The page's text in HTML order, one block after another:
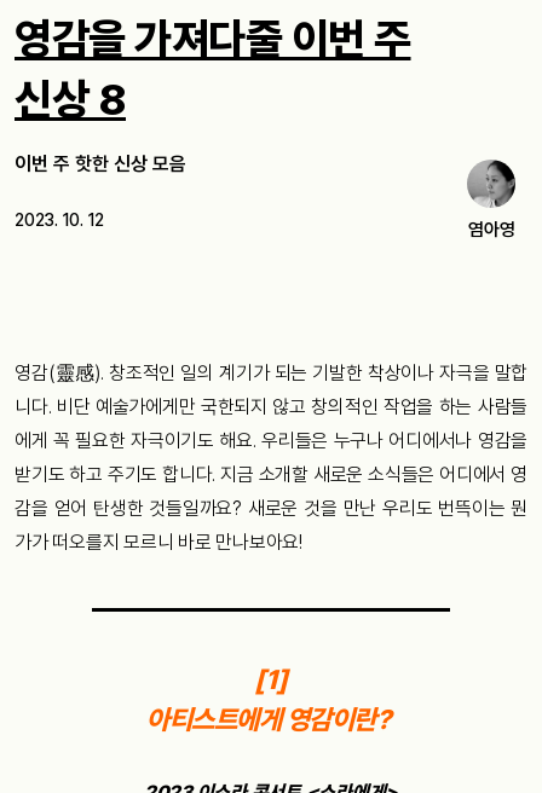
영감을 가져다줄 이번 주
신상 8
이번 주 핫한 신상 모음
2023. 10. 12 염아영
영감(靈感). 창조적인 일의 계기가 되는 기발한 착상이나 자극을 말합
니다. 비단 예술가에게만 국한되지 않고 창의적인 작업을 하는 사람들
에게 꼭 필요한 자극이기도 해요. 우리들은 누구나 어디에서나 영감을
받기도 하고 주기도 합니다. 지금 소개할 새로운 소식들은 어디에서 영
감을 얻어 탄생한 것들일까요? 새로운 것을 만난 우리도 번뜩이는 뭔
가가 떠오를지 모르니 바로 만나보아요!
[1]
아티스트에게 영감이란?